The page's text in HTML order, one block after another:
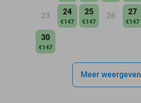
23 24
€147
25
€147
26 27
€147
30
€147
Meer weergeven